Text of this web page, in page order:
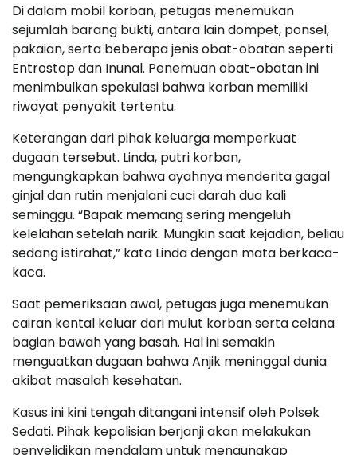
Di dalam mobil korban, petugas menemukan
sejumlah barang bukti, antara lain dompet, ponsel,
pakaian, serta beberapa jenis obat-obatan seperti
Entrostop dan Inunal. Penemuan obat-obatan ini
menimbulkan spekulasi bahwa korban memiliki
riwayat penyakit tertentu.
Keterangan dari pihak keluarga memperkuat
dugaan tersebut. Linda, putri korban,
mengungkapkan bahwa ayahnya menderita gagal
ginjal dan rutin menjalani cuci darah dua kali
seminggu. “Bapak memang sering mengeluh
kelelahan setelah narik. Mungkin saat kejadian, beliau
sedang istirahat,” kata Linda dengan mata berkaca-
kaca.
Saat pemeriksaan awal, petugas juga menemukan
cairan kental keluar dari mulut korban serta celana
bagian bawah yang basah. Hal ini semakin
menguatkan dugaan bahwa Anjik meninggal dunia
akibat masalah kesehatan.
Kasus ini kini tengah ditangani intensif oleh Polsek
Sedati. Pihak kepolisian berjanji akan melakukan
penyelidikan mendalam untuk mengungkap